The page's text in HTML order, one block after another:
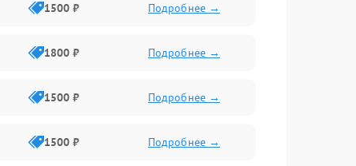
1500 ₽ Подробнее →
1800 ₽ Подробнее →
1500 ₽ Подробнее →
1500 ₽ Подробнее →